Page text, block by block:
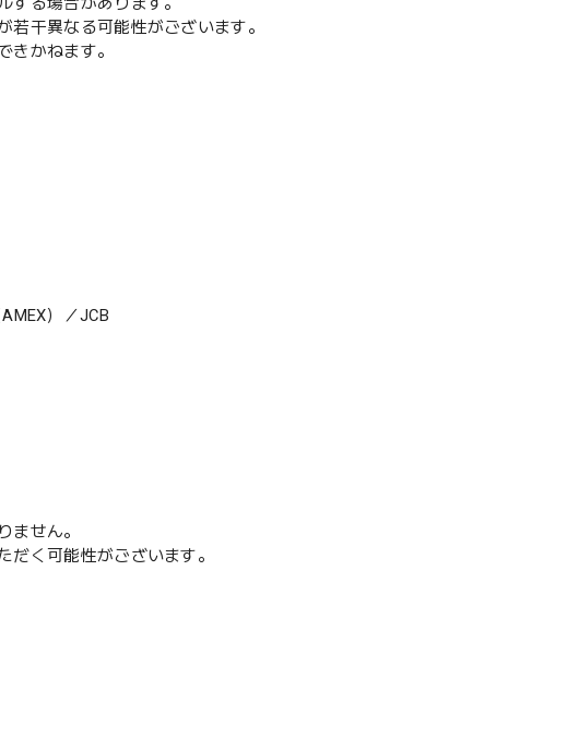
若干異なる可能性がございます。
きかねます。
）／JCB
せん。
く可能性がございます。